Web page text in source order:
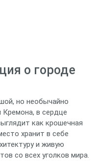
о городе
но необычайно
Кремона, в сердце
как крошечная
хранит в себе
и живую
со всех уголков мира.